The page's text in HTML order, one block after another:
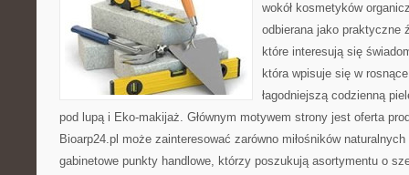
wokół kosmetyków
odbierana jako praktyczne
które interesują się
która wpisuje się w
łagodniejszą codzienną
pod lupą i Eko-makijaż. Głównym motywem strony jest oferta
Bioarp24.pl może zainteresować zarówno miłośników
gabinetowe punkty handlowe, którzy poszukują asortymentu o